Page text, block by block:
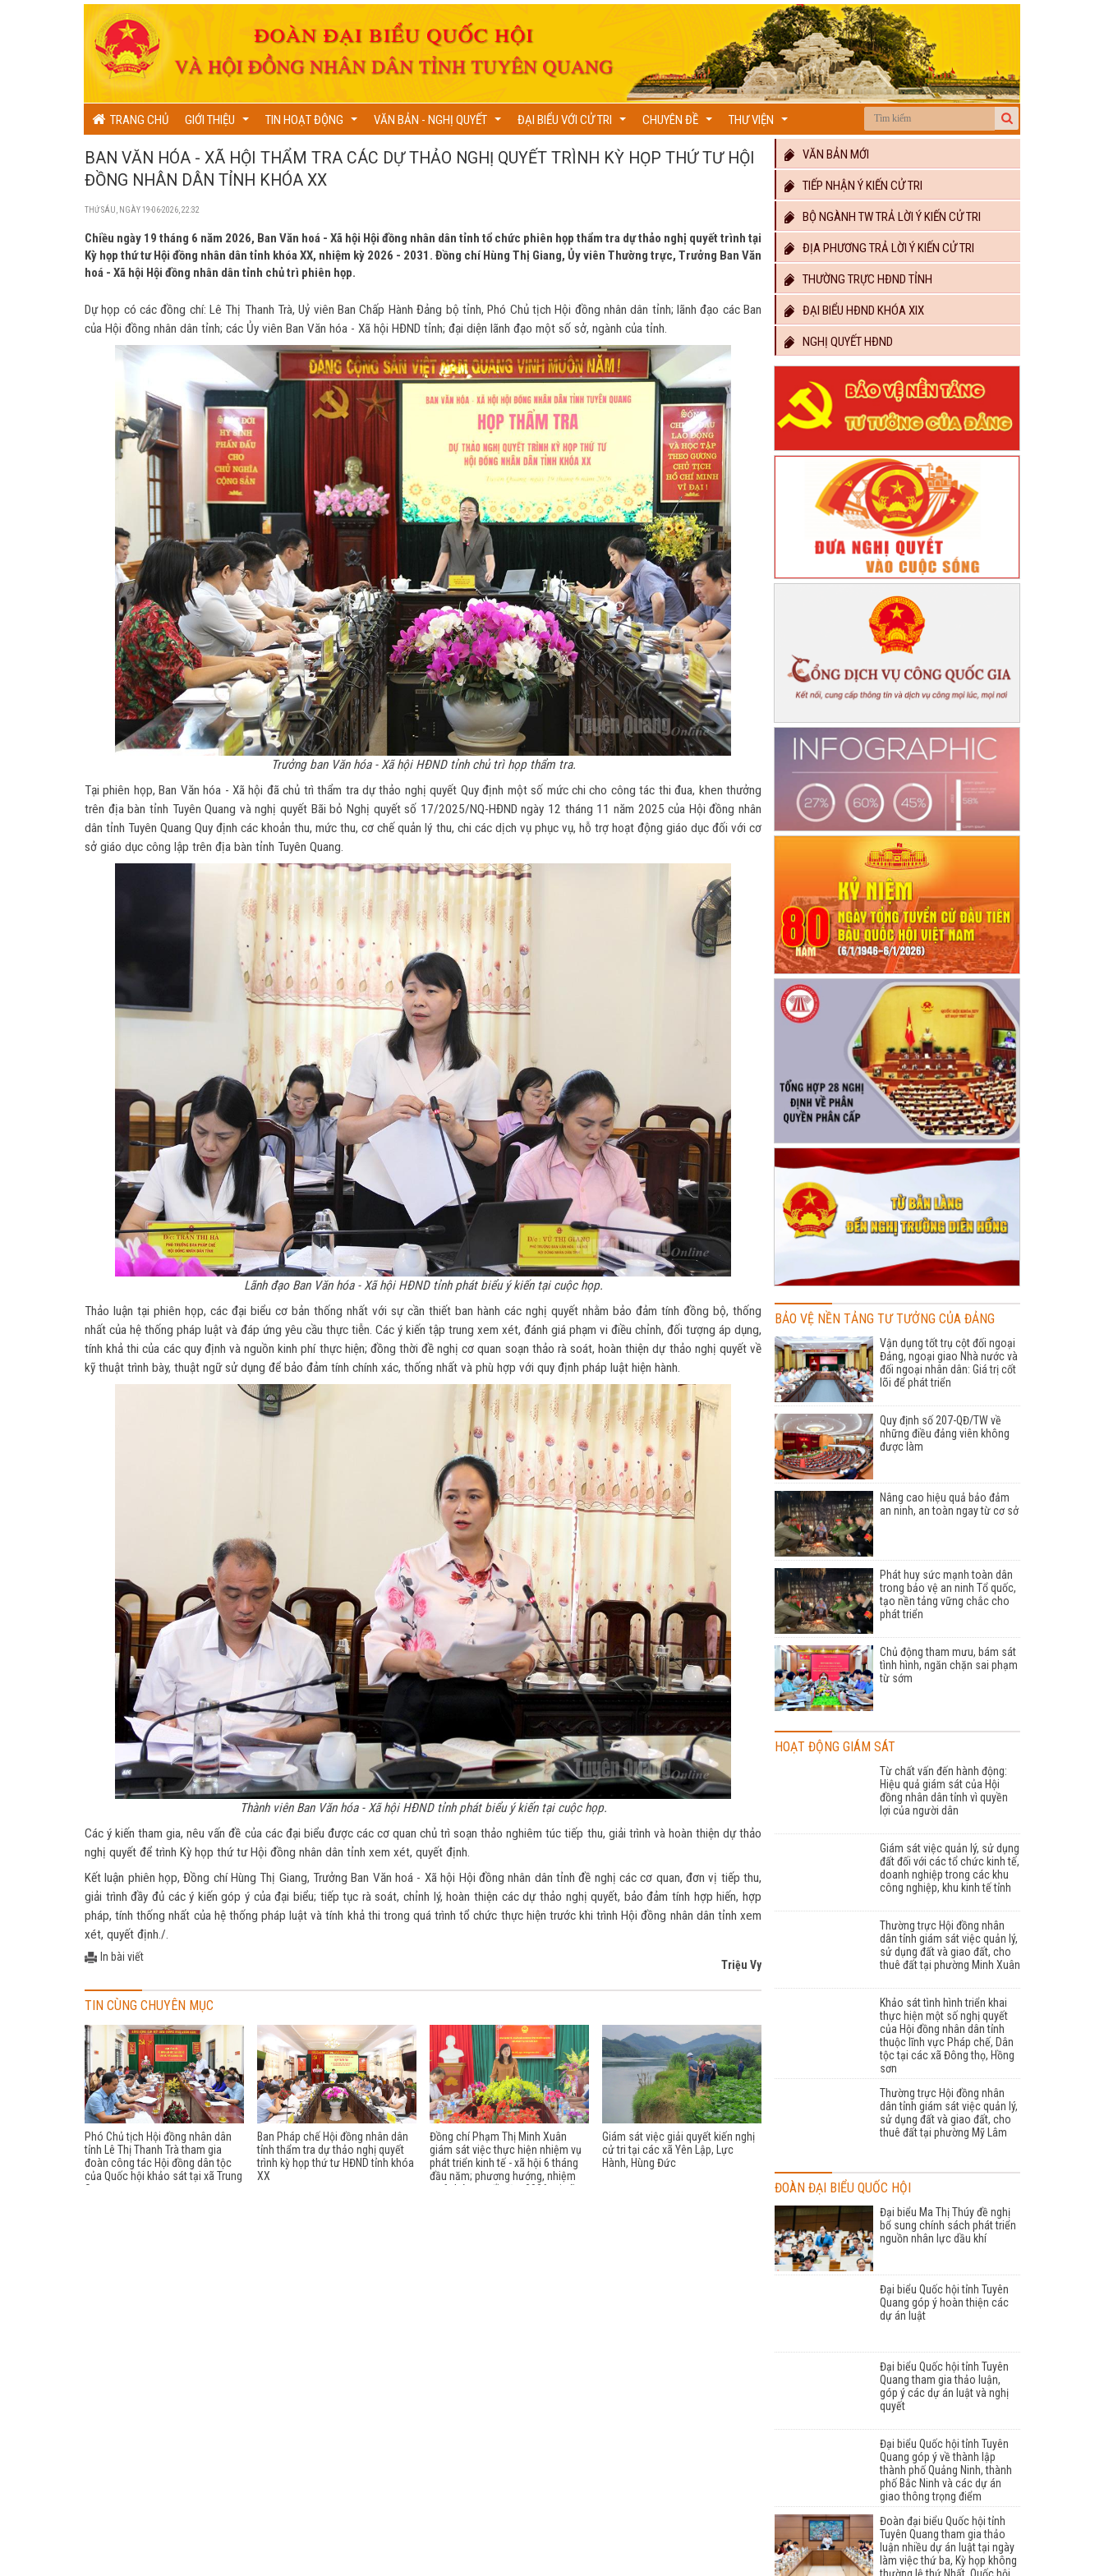
TRANG CHỦ GIỚI THIỆU
...
TIN HOẠT ĐỘNG
...
VĂN BẢN - NGHỊ QUYẾT
...
ĐẠI BIỂU VỚI CỬ TRI
...
CHUYÊN ĐỀ
...
THƯ VIỆN
...
BAN VĂN HÓA - XÃ HỘI THẨM TRA CÁC DỰ THẢO NGHỊ QUYẾT TRÌNH KỲ HỌP THỨ TƯ HỘI
ĐỒNG NHÂN DÂN TỈNH KHÓA XX
THỨ SÁU, NGÀY 19-06-2026, 22:32
Chiều ngày 19 tháng 6 năm 2026, Ban Văn hoá - Xã hội Hội đồng nhân dân tỉnh tổ chức phiên họp thẩm tra dự thảo nghị quyết trình tại
Kỳ họp thứ tư Hội đồng nhân dân tỉnh khóa XX, nhiệm kỳ 2026 - 2031. Đồng chí Hùng Thị Giang, Ủy viên Thường trực, Trưởng Ban Văn
hoá - Xã hội Hội đồng nhân dân tỉnh chủ trì phiên họp.
Dự họp có các đồng chí: Lê Thị Thanh Trà, Uỷ viên Ban Chấp Hành Đảng bộ tỉnh, Phó Chủ tịch Hội đồng nhân dân tỉnh; lãnh đạo các Ban
của Hội đồng nhân dân tỉnh; các Ủy viên Ban Văn hóa - Xã hội HĐND tỉnh; đại diện lãnh đạo một số sở, ngành của tỉnh.
Trưởng ban Văn hóa - Xã hội HĐND tỉnh chủ trì họp thẩm tra.
Tại phiên họp, Ban Văn hóa - Xã hội đã chủ trì thẩm tra dự thảo nghị quyết Quy định một số mức chi cho công tác thi đua, khen thưởng
trên địa bàn tỉnh Tuyên Quang và nghị quyết Bãi bỏ Nghị quyết số 17/2025/NQ-HĐND ngày 12 tháng 11 năm 2025 của Hội đồng nhân
dân tỉnh Tuyên Quang Quy định các khoản thu, mức thu, cơ chế quản lý thu, chi các dịch vụ phục vụ, hỗ trợ hoạt động giáo dục đối với cơ
sở giáo dục công lập trên địa bàn tỉnh Tuyên Quang.
Lãnh đạo Ban Văn hóa - Xã hội HĐND tỉnh phát biểu ý kiến tại cuộc họp.
Thảo luận tại phiên họp, các đại biểu cơ bản thống nhất với sự cần thiết ban hành các nghị quyết nhằm bảo đảm tính đồng bộ, thống
nhất của hệ thống pháp luật và đáp ứng yêu cầu thực tiễn. Các ý kiến tập trung xem xét, đánh giá phạm vi điều chỉnh, đối tượng áp dụng,
tính khả thi của các quy định và nguồn kinh phí thực hiện; đồng thời đề nghị cơ quan soạn thảo rà soát, hoàn thiện dự thảo nghị quyết về
kỹ thuật trình bày, thuật ngữ sử dụng để bảo đảm tính chính xác, thống nhất và phù hợp với quy định pháp luật hiện hành.
Thành viên Ban Văn hóa - Xã hội HĐND tỉnh phát biểu ý kiến tại cuộc họp.
Các ý kiến tham gia, nêu vấn đề của các đại biểu được các cơ quan chủ trì soạn thảo nghiêm túc tiếp thu, giải trình và hoàn thiện dự thảo
nghị quyết để trình Kỳ họp thứ tư Hội đồng nhân dân tỉnh xem xét, quyết định.
Kết luận phiên họp, Đồng chí Hùng Thị Giang, Trưởng Ban Văn hoá - Xã hội Hội đồng nhân dân tỉnh đề nghị các cơ quan, đơn vị tiếp thu,
giải trình đầy đủ các ý kiến góp ý của đại biểu; tiếp tục rà soát, chỉnh lý, hoàn thiện các dự thảo nghị quyết, bảo đảm tính hợp hiến, hợp
pháp, tính thống nhất của hệ thống pháp luật và tính khả thi trong quá trình tổ chức thực hiện trước khi trình Hội đồng nhân dân tỉnh xem
xét, quyết định./.
Triệu Vy
In bài viết
TIN CÙNG CHUYÊN MỤC
Phó Chủ tịch Hội đồng nhân dân
tỉnh Lê Thị Thanh Trà tham gia
đoàn công tác Hội đồng dân tộc
của Quốc hội khảo sát tại xã Trung
Sơn
Ban Pháp chế Hội đồng nhân dân
tỉnh thẩm tra dự thảo nghị quyết
trình kỳ họp thứ tư HĐND tỉnh khóa
XX
Đồng chí Phạm Thị Minh Xuân
giám sát việc thực hiện nhiệm vụ
phát triển kinh tế - xã hội 6 tháng
đầu năm; phương hướng, nhiệm
vụ 6 tháng cuối năm 2026 tại xã
Giám sát việc giải quyết kiến nghị
cử tri tại các xã Yên Lập, Lực
Hành, Hùng Đức
VĂN BẢN MỚI
TIẾP NHẬN Ý KIẾN CỬ TRI
BỘ NGÀNH TW TRẢ LỜI Ý KIẾN CỬ TRI
ĐỊA PHƯƠNG TRẢ LỜI Ý KIẾN CỬ TRI
THƯỜNG TRỰC HĐND TỈNH
ĐẠI BIỂU HĐND KHÓA XIX
NGHỊ QUYẾT HĐND
BẢO VỆ NỀN TẢNG TƯ TƯỞNG CỦA ĐẢNG
Vận dụng tốt trụ cột đối ngoại
Đảng, ngoại giao Nhà nước và
đối ngoại nhân dân: Giá trị cốt
lõi để phát triển
Quy định số 207-QĐ/TW về
những điều đảng viên không
được làm
Nâng cao hiệu quả bảo đảm
an ninh, an toàn ngay từ cơ sở
Phát huy sức mạnh toàn dân
trong bảo vệ an ninh Tổ quốc,
tạo nền tảng vững chắc cho
phát triển
Chủ động tham mưu, bám sát
tình hình, ngăn chặn sai phạm
từ sớm
HOẠT ĐỘNG GIÁM SÁT
Từ chất vấn đến hành động:
Hiệu quả giám sát của Hội
đồng nhân dân tỉnh vì quyền
lợi của người dân
Giám sát việc quản lý, sử dụng
đất đối với các tổ chức kinh tế,
doanh nghiệp trong các khu
công nghiệp, khu kinh tế tỉnh
Thường trực Hội đồng nhân
dân tỉnh giám sát việc quản lý,
sử dụng đất và giao đất, cho
thuê đất tại phường Minh Xuân
Khảo sát tình hình triển khai
thực hiện một số nghị quyết
của Hội đồng nhân dân tỉnh
thuộc lĩnh vực Pháp chế, Dân
tộc tại các xã Đông thọ, Hồng
sơn
Thường trực Hội đồng nhân
dân tỉnh giám sát việc quản lý,
sử dụng đất và giao đất, cho
thuê đất tại phường Mỹ Lâm
ĐOÀN ĐẠI BIỂU QUỐC HỘI
Đại biểu Ma Thị Thúy đề nghị
bổ sung chính sách phát triển
nguồn nhân lực dầu khí
Đại biểu Quốc hội tỉnh Tuyên
Quang góp ý hoàn thiện các
dự án luật
Đại biểu Quốc hội tỉnh Tuyên
Quang tham gia thảo luận,
góp ý các dự án luật và nghị
quyết
Đại biểu Quốc hội tỉnh Tuyên
Quang góp ý về thành lập
thành phố Quảng Ninh, thành
phố Bắc Ninh và các dự án
giao thông trọng điểm
Đoàn đại biểu Quốc hội tỉnh
Tuyên Quang tham gia thảo
luận nhiều dự án luật tại ngày
làm việc thứ ba, Kỳ họp không